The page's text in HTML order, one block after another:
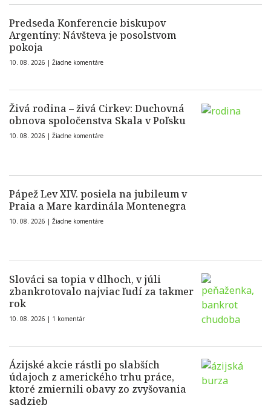
Predseda Konferencie biskupov
Argentíny: Návšteva je posolstvom
pokoja
10. 08. 2026 | Žiadne komentáre
Živá rodina – živá Cirkev: Duchovná
obnova spoločenstva Skala v Poľsku
10. 08. 2026 | Žiadne komentáre
Pápež Lev XIV. posiela na jubileum v
Praia a Mare kardinála Montenegra
10. 08. 2026 | Žiadne komentáre
Slováci sa topia v dlhoch, v júli
zbankrotovalo najviac ľudí za takmer
rok
10. 08. 2026 | 1 komentár
Ázijské akcie rástli po slabších
údajoch z amerického trhu práce,
ktoré zmiernili obavy zo zvyšovania
sadzieb